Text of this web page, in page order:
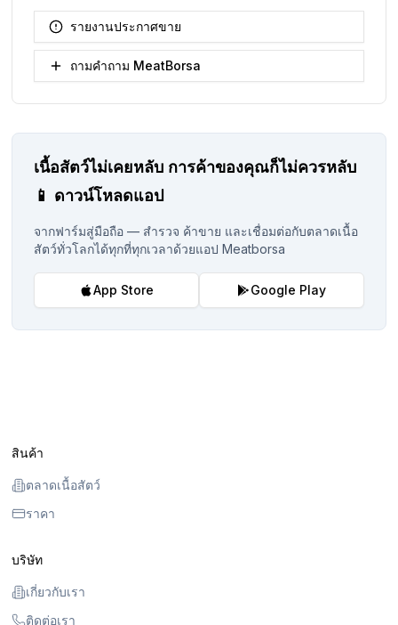
รายงานประกาศขาย
ถามคำถาม MeatBorsa
เนื้อสัตว์ไม่เคยหลับ การค้าของคุณก็ไม่ควรหลับ
📱 ดาวน์โหลดแอป
จากฟาร์มสู่มือถือ — สำรวจ ค้าขาย และเชื่อมต่อกับตลาดเนื้อ
สัตว์ทั่วโลกได้ทุกที่ทุกเวลาด้วยแอป Meatborsa
App Store Google Play
สินค้า
ตลาดเนื้อสัตว์
ราคา
บริษัท
เกี่ยวกับเรา
ติดต่อเรา